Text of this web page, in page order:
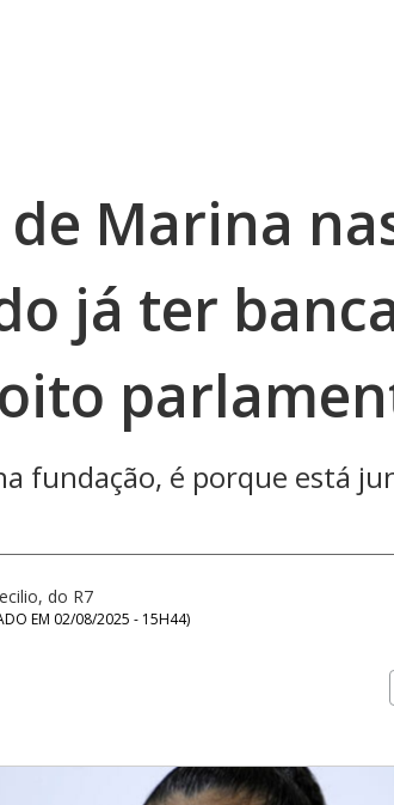
Marina
já ter
fundação, é porque está
do R7
EM 02/08/2025 - 15H44)